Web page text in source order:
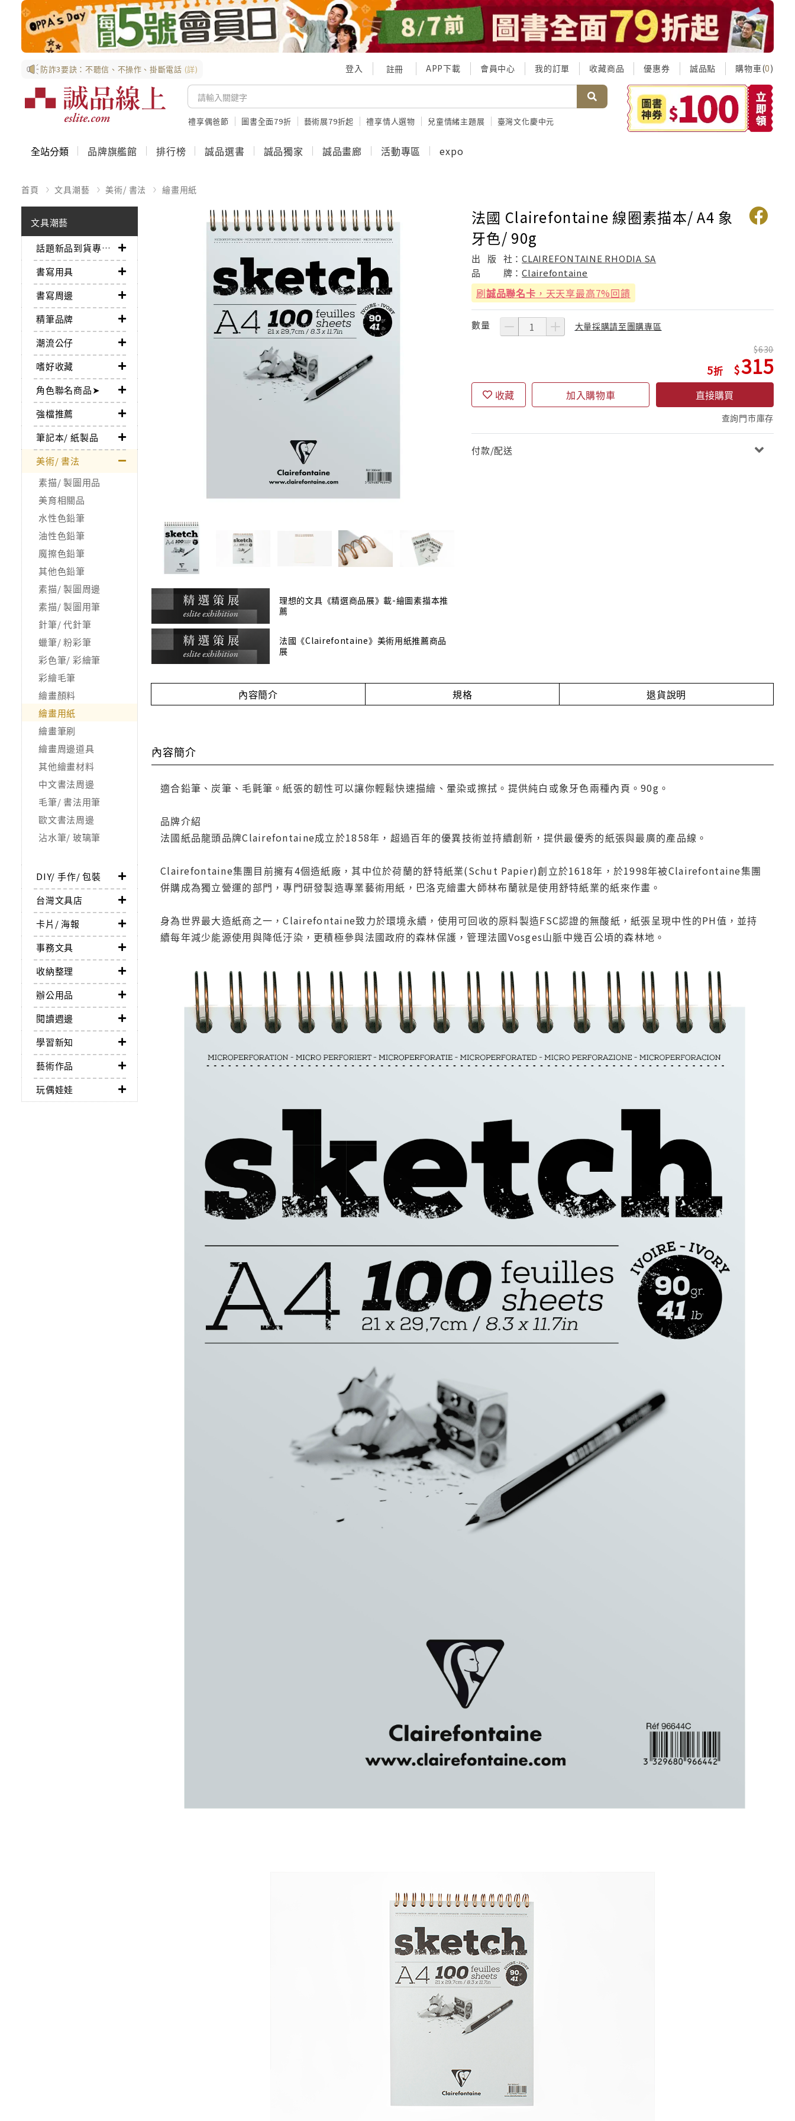
防詐3要訣：不聽信、不操作、掛斷電話 (詳) 登入 註冊 APP下載 會員中心 我的訂單 收藏商品 優惠券 誠品點 購物車(0)
禮享偶爸節 圖書全面79折 藝術展79折起 禮享情人選物 兒童情緒主題展 臺灣文化慶中元
全站分類 品牌旗艦館 排行榜 誠品選書 誠品獨家 誠品畫廊 活動專區 expo
首頁 文具潮藝 美術/ 書法 繪畫用紙
文具潮藝
話題新品到貨專區➤
書寫用具
書寫周邊
精筆品牌
潮流公仔
嗜好收藏
角色聯名商品➤
強檔推薦
筆記本/ 紙製品
美術/ 書法
素描/ 製圖用品
美育相關品
水性色鉛筆
油性色鉛筆
魔擦色鉛筆
其他色鉛筆
素描/ 製圖周邊
素描/ 製圖用筆
針筆/ 代針筆
蠟筆/ 粉彩筆
彩色筆/ 彩繪筆
彩繪毛筆
繪畫顏料
繪畫用紙
繪畫筆刷
繪畫周邊道具
其他繪畫材料
中文書法周邊
毛筆/ 書法用筆
歐文書法周邊
沾水筆/ 玻璃筆
DIY/ 手作/ 包裝
台灣文具店
卡片/ 海報
事務文具
收納整理
辦公用品
閱讀週邊
學習新知
藝術作品
玩偶娃娃
理想的文具《精選商品展》載-繪圖素描本推
薦
法國《Clairefontaine》美術用紙推薦商品
展
法國 Clairefontaine 線圈素描本/ A4 象
牙色/ 90g
出 版 社：CLAIREFONTAINE RHODIA SA
品
牌：Clairefontaine
刷誠品聯名卡 ，天天享最高7%回饋
數量 大量採購請至團購專區
5
630
315
收藏 加入購物車 直接購買
查詢門市庫存
付款/配送
內容簡介 規格 退貨說明
內容簡介
適合鉛筆、炭筆、毛氈筆。紙張的韌性可以讓你輕鬆快速描繪、暈染或擦拭。提供純白或象牙色兩種內頁。90g。
品牌介紹
法國紙品龍頭品牌Clairefontaine成立於1858年，超過百年的優異技術並持續創新，提供最優秀的紙張與最廣的產品線。
Clairefontaine集團目前擁有4個造紙廠，其中位於荷蘭的舒特紙業(Schut Papier)創立於1618年，於1998年被Clairefontaine集團
併購成為獨立營運的部門，專門研發製造專業藝術用紙，巴洛克繪畫大師林布蘭就是使用舒特紙業的紙來作畫。
身為世界最大造紙商之一，Clairefontaine致力於環境永續，使用可回收的原料製造FSC認證的無酸紙，紙張呈現中性的PH值，並持
續每年減少能源使用與降低汙染，更積極參與法國政府的森林保護，管理法國Vosges山脈中幾百公頃的森林地。